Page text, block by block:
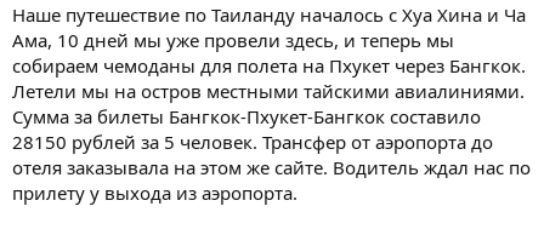
Наше путешествие по Таиланду началось с Хуа Хина и Ча
Ама, 10 дней мы уже провели здесь, и теперь мы
собираем чемоданы для полета на Пхукет через Бангкок.
Летели мы на остров местными тайскими авиалиниями.
Сумма за билеты Бангкок-Пхукет-Бангкок составило
28150 рублей за 5 человек. Трансфер от аэропорта до
отеля заказывала на этом же сайте. Водитель ждал нас по
прилету у выхода из аэропорта.